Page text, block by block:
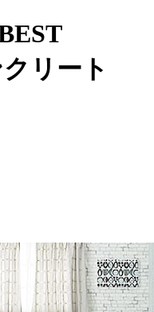
リート